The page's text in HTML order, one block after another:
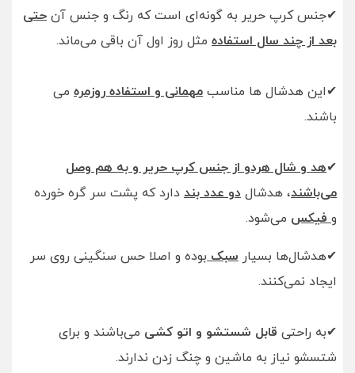
✔جنس کرپ حریر به گونه‌ای است که رنگ و جنس آن حتی
بعد از چند سال استفاده مثل روز اول آن باقی می‌ماند.
✔این هدشال ها مناسب مهمانی و استفاده روزمره می
باشند.
✔هد و شال هردو از جنس کرپ حریر و به هم وصل
می‌باشند، هدشال دو عدد بند دارد که پشت سر گره خورده
وفیکس می‌شود.
✔هدشال‌ها بسیار سبکبوده و اصلا حس سنگینی روی سر
ایجاد نمی‌کنند.
✔به راحتی قابل شستشو و اتو کشی می‌باشند و برای
شتسشو نیاز به ماشین و چنگ زدن ندارند.